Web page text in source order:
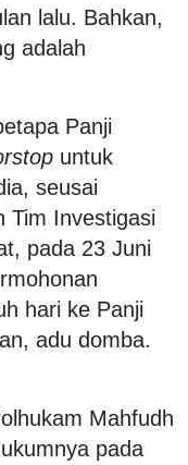
lalu. Bahkan,
adalah
Panji
untuk
seusai
Tim Investigasi
pada 23 Juni
hari ke Panji
adu domba.
Mahfudh
pada